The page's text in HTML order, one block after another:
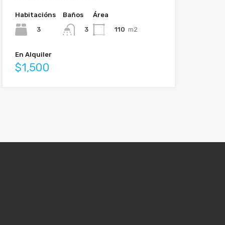
Habitacións
3
Baños
3
Área
110 m2
En Alquiler
$1,500